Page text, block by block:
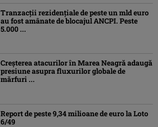
Tranzacții rezidențiale de peste un mld euro
au fost amânate de blocajul ANCPI. Peste
5.000 ...
Creşterea atacurilor în Marea Neagră adaugă
presiune asupra fluxurilor globale de
mărfuri ...
Report de peste 9,34 milioane de euro la Loto
6/49